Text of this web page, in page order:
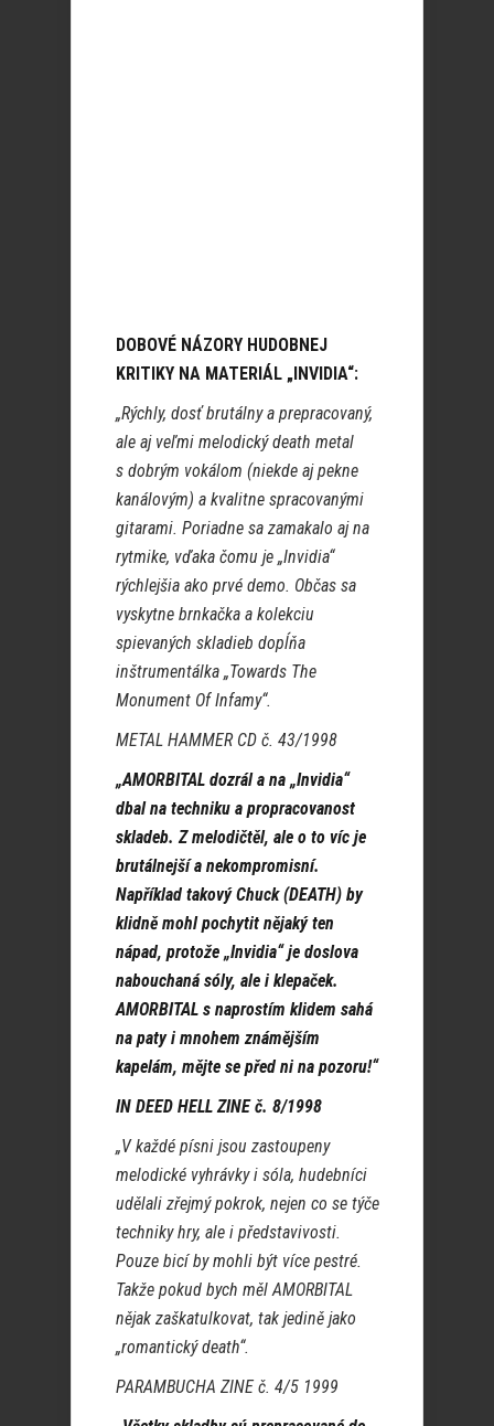
DOBOVÉ NÁZORY HUDOBNEJ
KRITIKY NA MATERIÁL „INVIDIA“:
„Rýchly, dosť brutálny a prepracovaný,
ale aj veľmi melodický death metal
s dobrým vokálom (niekde aj pekne
kanálovým) a kvalitne spracovanými
gitarami. Poriadne sa zamakalo aj na
rytmike, vďaka čomu je „Invidia“
rýchlejšia ako prvé demo. Občas sa
vyskytne brnkačka a kolekciu
spievaných skladieb dopĺňa
inštrumentálka „Towards The
Monument Of Infamy“.
METAL HAMMER CD č. 43/1998
„AMORBITAL dozrál a na „Invidia“
dbal na techniku a propracovanost
skladeb. Z melodičtěl, ale o to víc je
brutálnejší a nekompromisní.
Například takový Chuck (DEATH) by
klidně mohl pochytit nějaký ten
nápad, protože „Invidia“ je doslova
nabouchaná sóly, ale i klepaček.
AMORBITAL s naprostím klidem sahá
na paty i mnohem známějším
kapelám, mějte se před ni na pozoru!“
IN DEED HELL ZINE č. 8/1998
„V každé písni jsou zastoupeny
melodické vyhrávky i sóla, hudebníci
udělali zřejmý pokrok, nejen co se týče
techniky hry, ale i představivosti.
Pouze bicí by mohli být více pestré.
Takže pokud bych měl AMORBITAL
nějak zaškatulkovat, tak jedině jako
„romantický death“.
PARAMBUCHA ZINE č. 4/5 1999